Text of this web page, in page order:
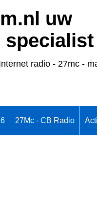
uw
specialist
radio - 27mc -
27Mc - CB Radio